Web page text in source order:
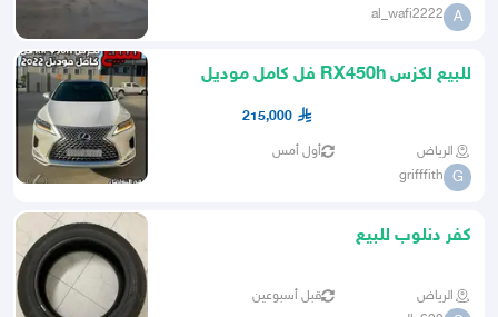
A
al_wafi2222
للبيع لكزس RX450h فل كامل موديل
215,000
الرياض أول أمس
G
grifffith
كفر دنلوب للبيع
الرياض قبل أسبوعين